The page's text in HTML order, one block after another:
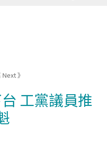
》
工黨議員推